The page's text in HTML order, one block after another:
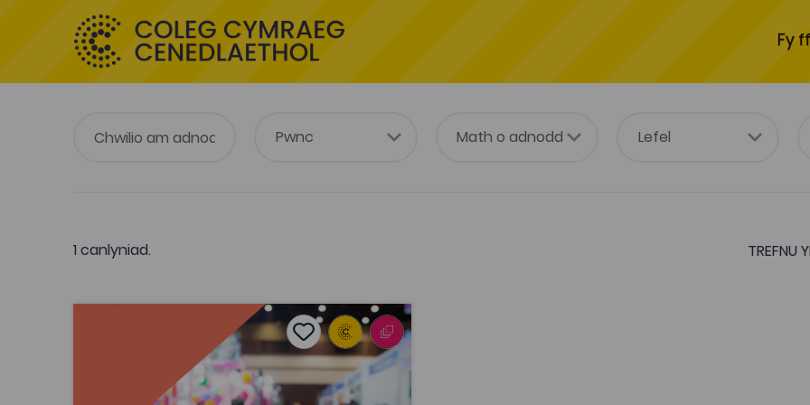
Fy
1 canlyniad. TREFNU
Y Broses Bidio Digwyddiadau
Add to favourites
Dyddiad cyhoeddi: 2020 Add to favourites
Y Broses Bidio Digwyddiadau